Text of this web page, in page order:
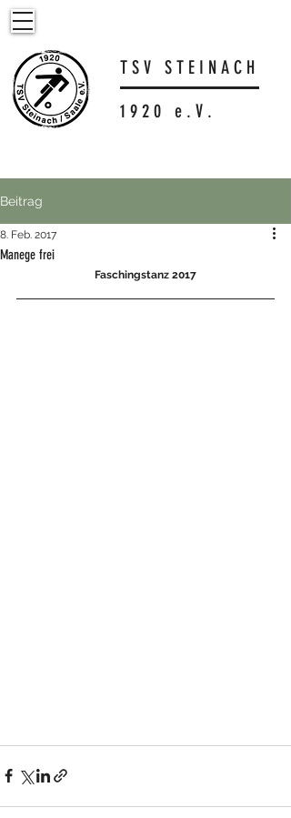
T S V S T E I N A C H
1 9 2 0 e . V .
Beitrag
Manege frei
8. Feb. 2017
Faschingstanz 2017